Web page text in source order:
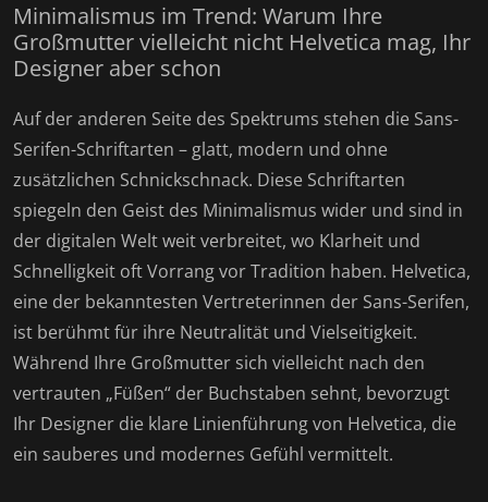
Minimalismus im Trend: Warum Ihre
Großmutter vielleicht nicht Helvetica mag, Ihr
Designer aber schon
Auf der anderen Seite des Spektrums stehen die Sans-
Serifen-Schriftarten – glatt, modern und ohne
zusätzlichen Schnickschnack. Diese Schriftarten
spiegeln den Geist des Minimalismus wider und sind in
der digitalen Welt weit verbreitet, wo Klarheit und
Schnelligkeit oft Vorrang vor Tradition haben. Helvetica,
eine der bekanntesten Vertreterinnen der Sans-Serifen,
ist berühmt für ihre Neutralität und Vielseitigkeit.
Während Ihre Großmutter sich vielleicht nach den
vertrauten „Füßen“ der Buchstaben sehnt, bevorzugt
Ihr Designer die klare Linienführung von Helvetica, die
ein sauberes und modernes Gefühl vermittelt.